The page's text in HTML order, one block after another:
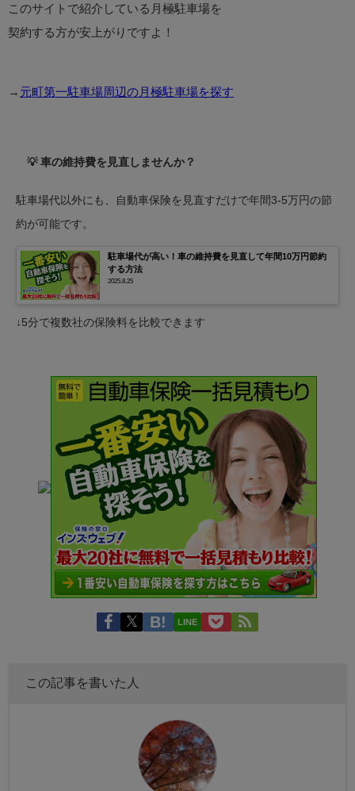
このサイトで紹介している月極駐車場を
契約する方が安上がりですよ！
→ 元町第一駐車場周辺の月極駐車場を探す
💡 車の維持費を見直しませんか？
駐車場代以外にも、自動車保険を見直すだけで年間3-5万円の節
約が可能です。
駐車場代が高い！車の維持費を見直して年間10万円節約
する方法
2025.8.25
↓5分で複数社の保険料を比較できます
LINE
この記事を書いた人